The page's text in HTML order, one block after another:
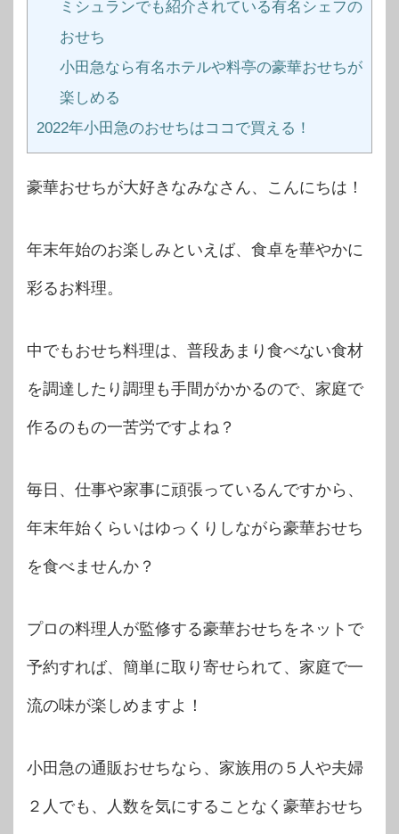
ミシュランでも紹介されている有名シェフの
おせち
小田急なら有名ホテルや料亭の豪華おせちが
楽しめる
2022年小田急のおせちはココで買える！
豪華おせちが大好きなみなさん、こんにちは！
年末年始のお楽しみといえば、食卓を華やかに
彩るお料理。
中でもおせち料理は、普段あまり食べない食材
を調達したり調理も手間がかかるので、家庭で
作るのもの一苦労ですよね？
毎日、仕事や家事に頑張っているんですから、
年末年始くらいはゆっくりしながら豪華おせち
を食べませんか？
プロの料理人が監修する豪華おせちをネットで
予約すれば、簡単に取り寄せられて、家庭で一
流の味が楽しめますよ！
小田急の通販おせちなら、家族用の５人や夫婦
２人でも、人数を気にすることなく豪華おせち